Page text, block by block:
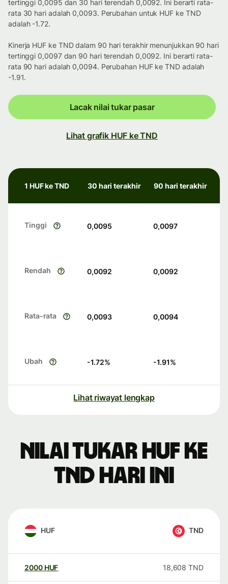
tertinggi 0,0095 dan 30 hari terendah 0,0092. Ini berarti rata-
rata 30 hari adalah 0,0093. Perubahan untuk HUF ke TND
adalah -1.72.
Kinerja HUF ke TND dalam 90 hari terakhir menunjukkan 90 hari
tertinggi 0,0097 dan 90 hari terendah 0,0092. Ini berarti rata-
rata 90 hari adalah 0,0094. Perubahan HUF ke TND adalah
-1.91.
Lacak nilai tukar pasar
Lihat grafik HUF ke TND
1 HUF ke TND 30 hari terakhir 90 hari terakhir
Tinggi 0,0095 0,0097
Rendah 0,0092 0,0092
Rata-rata 0,0093 0,0094
Ubah -1.72% -1.91%
Lihat riwayat lengkap
Nilai tukar HUF ke
TND hari ini
HUF TND
2000 HUF 18,608 TND